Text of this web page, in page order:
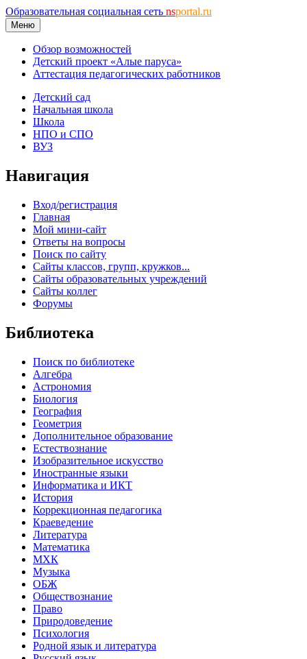
Образовательная социальная сеть nsportal.ru
Меню
Обзор возможностей
Детский проект «Алые паруса»
Аттестация педагогических работников
Детский сад
Начальная школа
Школа
НПО и СПО
ВУЗ
Навигация
Вход/регистрация
Главная
Мой мини-сайт
Ответы на вопросы
Поиск по сайту
Сайты классов, групп, кружков...
Сайты образовательных учреждений
Сайты коллег
Форумы
Библиотека
Поиск по библиотеке
Алгебра
Астрономия
Биология
География
Геометрия
Дополнительное образование
Естествознание
Изобразительное искусство
Иностранные языки
Информатика и ИКТ
История
Коррекционная педагогика
Краеведение
Литература
Математика
МХК
Музыка
ОБЖ
Обществознание
Право
Природоведение
Психология
Родной язык и литература